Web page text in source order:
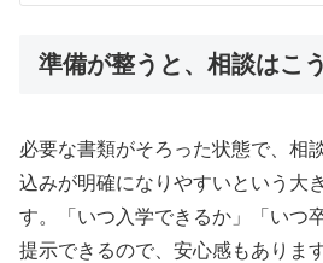
準備が整うと、相談はこ
必要な書類がそろった状態で、相
込みが明確になりやすいという大
す。「いつ入学できるか」「いつ
提示できるので、安心感もありま